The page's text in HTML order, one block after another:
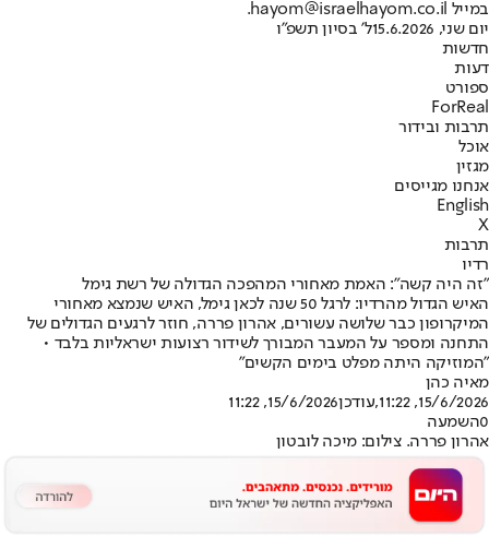
במייל hayom@israelhayom.co.il.
יום שני, 15.6.2026
ל' בסיון תשפ"ו
חדשות
דעות
ספורט
ForReal
תרבות ובידור
אוכל
מגזין
אנחנו מגייסים
English
X
תרבות
רדיו
"זה היה קשה": האמת מאחורי המהפכה הגדולה של רשת גימל
האיש הגדול מהרדיו: לרגל 50 שנה לכאן גימל, האיש שנמצא מאחורי
המיקרופון כבר שלושה עשורים, אהרון פררה, חוזר לרגעים הגדולים של
התחנה ומספר על המעבר המבורך לשידור רצועות ישראליות בלבד •
"המוזיקה היתה מפלט בימים הקשים"
מאיה כהן
15/6/2026, 11:22
,עודכן15/6/2026, 11:22
0השמעה
אהרון פררה. צילום: מיכה לובטון